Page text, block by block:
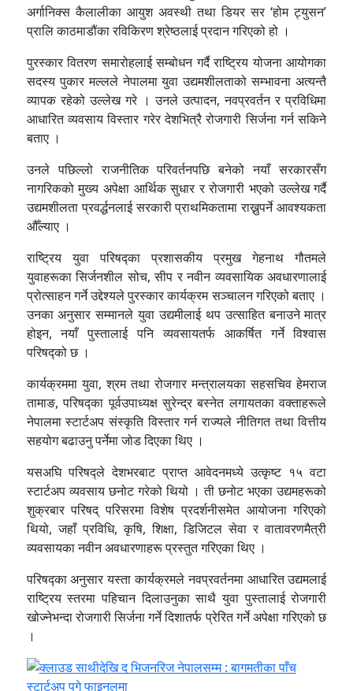
अर्गानिक्स कैलालीका आयुश अवस्थी तथा डियर सर ‘होम ट्युसन’
प्रालि काठमाडौंका रविकिरण श्रेष्ठलाई प्रदान गरिएको हो ।
पुरस्कार वितरण समारोहलाई सम्बोधन गर्दै राष्ट्रिय योजना आयोगका
सदस्य पुकार मल्लले नेपालमा युवा उद्यमशीलताको सम्भावना अत्यन्तै
व्यापक रहेको उल्लेख गरे । उनले उत्पादन, नवप्रवर्तन र प्रविधिमा
आधारित व्यवसाय विस्तार गरेर देशभित्रै रोजगारी सिर्जना गर्न सकिने
बताए ।
उनले पछिल्लो राजनीतिक परिवर्तनपछि बनेको नयाँ सरकारसँग
नागरिकको मुख्य अपेक्षा आर्थिक सुधार र रोजगारी भएको उल्लेख गर्दै
उद्यमशीलता प्रवर्द्धनलाई सरकारी प्राथमिकतामा राख्नुपर्ने आवश्यकता
औँल्याए ।
राष्ट्रिय युवा परिषद्का प्रशासकीय प्रमुख गेहनाथ गौतमले
युवाहरूका सिर्जनशील सोच, सीप र नवीन व्यवसायिक अवधारणालाई
प्रोत्साहन गर्ने उद्देश्यले पुरस्कार कार्यक्रम सञ्चालन गरिएको बताए ।
उनका अनुसार सम्मानले युवा उद्यमीलाई थप उत्साहित बनाउने मात्र
होइन, नयाँ पुस्तालाई पनि व्यवसायतर्फ आकर्षित गर्ने विश्वास
परिषद्को छ ।
कार्यक्रममा युवा, श्रम तथा रोजगार मन्त्रालयका सहसचिव हेमराज
तामाङ, परिषद्का पूर्वउपाध्यक्ष सुरेन्द्र बस्नेत लगायतका वक्ताहरूले
नेपालमा स्टार्टअप संस्कृति विस्तार गर्न राज्यले नीतिगत तथा वित्तीय
सहयोग बढाउनु पर्नेमा जोड दिएका थिए ।
यसअघि परिषद्ले देशभरबाट प्राप्त आवेदनमध्ये उत्कृष्ट १५ वटा
स्टार्टअप व्यवसाय छनोट गरेको थियो । ती छनोट भएका उद्यमहरूको
शुक्रबार परिषद् परिसरमा विशेष प्रदर्शनीसमेत आयोजना गरिएको
थियो, जहाँ प्रविधि, कृषि, शिक्षा, डिजिटल सेवा र वातावरणमैत्री
व्यवसायका नवीन अवधारणाहरू प्रस्तुत गरिएका थिए ।
परिषद्का अनुसार यस्ता कार्यक्रमले नवप्रवर्तनमा आधारित उद्यमलाई
राष्ट्रिय स्तरमा पहिचान दिलाउनुका साथै युवा पुस्तालाई रोजगारी
खोज्नेभन्दा रोजगारी सिर्जना गर्ने दिशातर्फ प्रेरित गर्ने अपेक्षा गरिएको छ
।